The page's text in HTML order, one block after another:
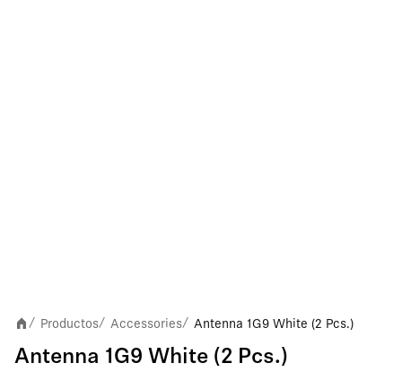
/ Productos/ Accessories/ Antenna 1G9 White (2 Pcs.)
Antenna 1G9 White (2 Pcs.)